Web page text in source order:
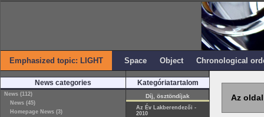
Emphasized topic: LIGHT Space Object Chronological
News categories
News (112)
News (45)
Homepage News (3)
Kategóriatartalom
Díj, ösztöndíjak
Az Év Lakberendezői -
2010
Az